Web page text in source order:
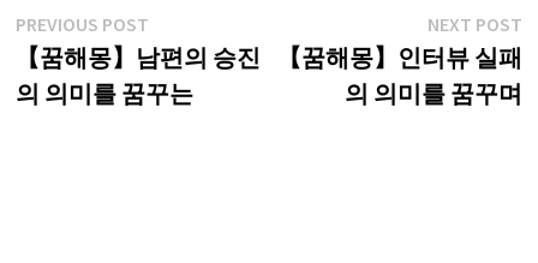
글
탐
색
PREVIOUS POSTPrevious
post:
【꿈해몽】남편의 승진
의 의미를 꿈꾸는
NEXT POST
【꿈해몽】인터뷰 실패
의 의미를 꿈꾸며